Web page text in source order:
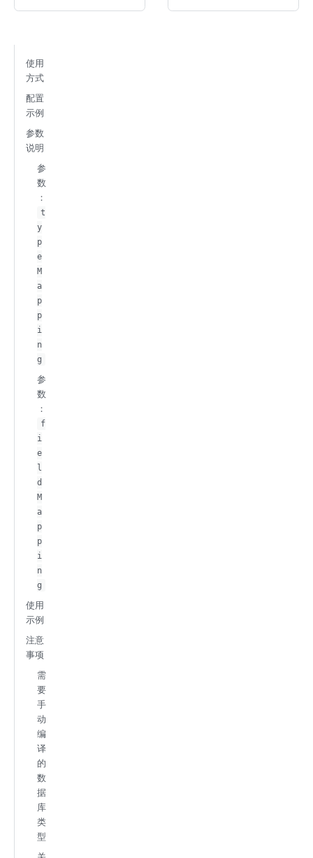
使用
方式
配置
示例
参数
说明
参
数
：
t
y
p
e
M
a
p
p
i
n
g
参
数
：
f
i
e
l
d
M
a
p
p
i
n
g
使用
示例
注意
事项
需
要
手
动
编
译
的
数
据
库
类
型